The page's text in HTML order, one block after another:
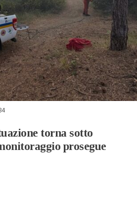
torna sotto
prosegue